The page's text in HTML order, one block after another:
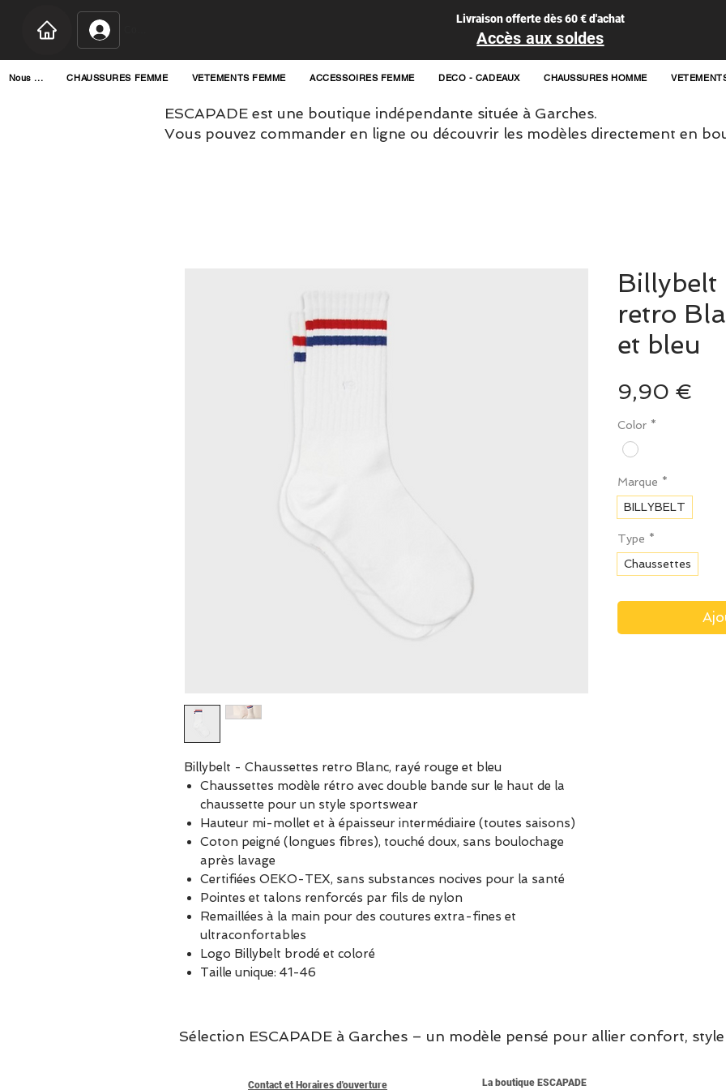
Livraison offerte dès 60 € d'achat
Accès aux soldes
Nous ... CHAUSSURES FEMME VETEMENTS FEMME ACCESSOIRES FEMME DECO - CADEAUX CHAUSSURES HOMME
ESCAPADE est une boutique indépendante située à Garches.
Vous pouvez commander en ligne ou découvrir les modèles directement en
Billybelt - Chaussettes retro Blanc, rayé rouge et bleu
Chaussettes modèle rétro avec double bande sur le haut de la
chaussette pour un style sportswear
Hauteur mi-mollet et à épaisseur intermédiaire (toutes saisons)
Coton peigné (longues fibres), touché doux, sans boulochage
après lavage
Certifiées OEKO-TEX, sans substances nocives pour la santé
Pointes et talons renforcés par fils de nylon
Remaillées à la main pour des coutures extra-fines et
ultraconfortables
Logo Billybelt brodé et coloré
Taille unique: 41-46
Billybelt
retro
et bleu
9,90 €
Color *
Marque *
BILLYBELT
Type *
Chaussettes
Sélection ESCAPADE à Garches – un modèle pensé pour allier confort,
Contact et Horaires d'ouverture La boutique ESCAPADE